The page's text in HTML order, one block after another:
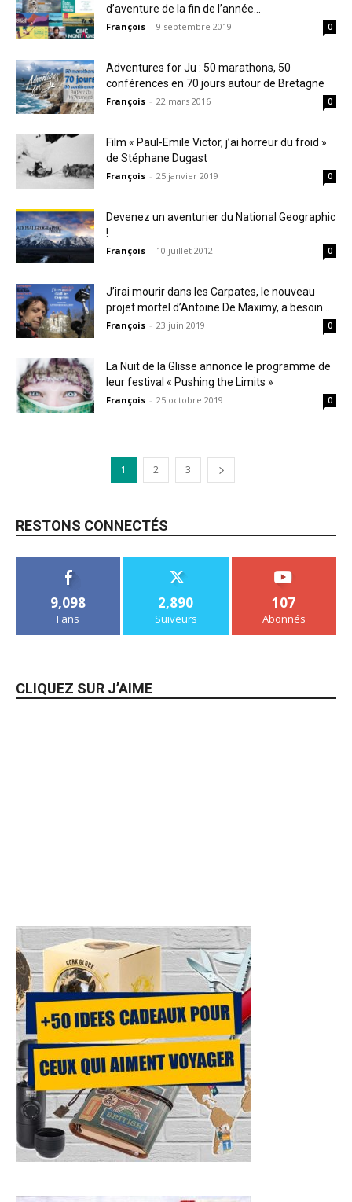
d’aventure de la fin de l’année...
François - 9 septembre 2019 0
Adventures for Ju : 50 marathons, 50
conférences en 70 jours autour de Bretagne
François - 22 mars 2016 0
Film « Paul-Emile Victor, j’ai horreur du froid »
de Stéphane Dugast
François - 25 janvier 2019 0
Devenez un aventurier du National Geographic
!
François - 10 juillet 2012 0
J’irai mourir dans les Carpates, le nouveau
projet mortel d’Antoine De Maximy, a besoin...
François - 23 juin 2019 0
La Nuit de la Glisse annonce le programme de
leur festival « Pushing the Limits »
François - 25 octobre 2019 0
1 2 3
RESTONS CONNECTÉS
9,098
Fans
2,890
Suiveurs
107
Abonnés
CLIQUEZ SUR J’AIME